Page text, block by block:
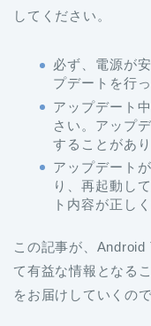
してください。
必ず、電源が
プデートを行
アップデート
さい。アップ
することがあり
アップデート
り、再起動し
ト内容が正し
この記事が、
て有益な情報となる
をお届けしていくの